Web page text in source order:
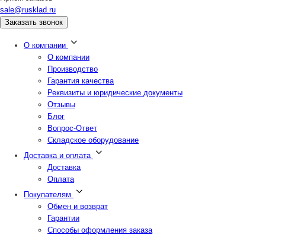
sale@rusklad.ru
Заказать звонок
О компании
О компании
Производство
Гарантия качества
Реквизиты и юридические документы
Отзывы
Блог
Вопрос-Ответ
Складское оборудование
Доставка и оплата
Доставка
Оплата
Покупателям
Обмен и возврат
Гарантии
Способы оформления заказа